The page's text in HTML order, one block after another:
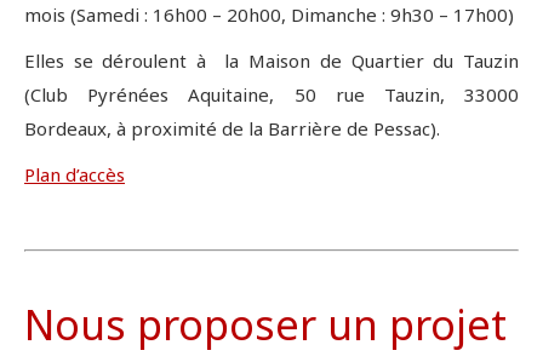
mois (Samedi : 16h00 – 20h00, Dimanche : 9h30 – 17h00)
Elles se déroulent à la Maison de Quartier du Tauzin
(Club Pyrénées Aquitaine, 50 rue Tauzin, 33000
Bordeaux, à proximité de la Barrière de Pessac).
Plan d’accès
Nous proposer un projet